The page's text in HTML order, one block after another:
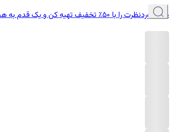
دوره موردنظرت را با ۵۰٪ تخفیف تهیه کن و یک قدم به هدفت نزدیک‌تر شو.